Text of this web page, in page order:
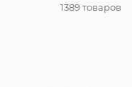
1389 товаров